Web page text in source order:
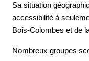
Sa situation
accessibilité à
Bois-Colombes et de
Nombreux groupes